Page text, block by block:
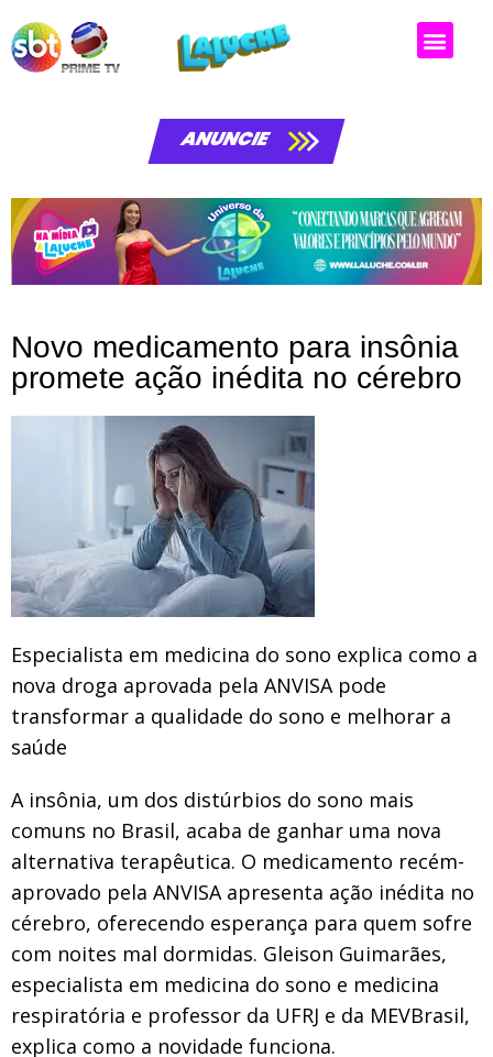
ANUNCIE
Novo medicamento para insônia
promete ação inédita no cérebro
Especialista em medicina do sono explica como a
nova droga aprovada pela ANVISA pode
transformar a qualidade do sono e melhorar a
saúde
A insônia, um dos distúrbios do sono mais
comuns no Brasil, acaba de ganhar uma nova
alternativa terapêutica. O medicamento recém-
aprovado pela ANVISA apresenta ação inédita no
cérebro, oferecendo esperança para quem sofre
com noites mal dormidas. Gleison Guimarães,
especialista em medicina do sono e medicina
respiratória e professor da UFRJ e da MEVBrasil,
explica como a novidade funciona.